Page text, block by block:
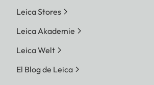
Leica Stores
Leica Akademie
Leica Welt
El Blog de Leica